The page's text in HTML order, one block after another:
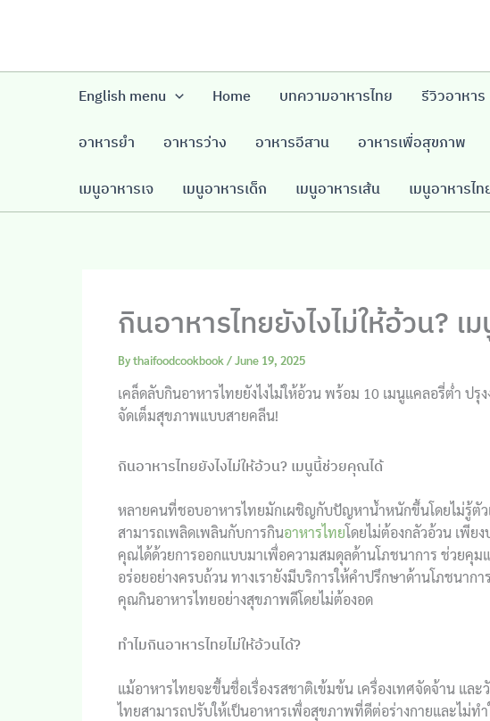
English menu Home บทความอาหารไทย รีวิวอาหาร
อาหารยำ อาหารว่าง อาหารอีสาน อาหารเพื่อสุขภาพ
เมนูอาหารเจ เมนูอาหารเด็ก เมนูอาหารเส้น เมนูอาหารไ
กินอาหารไทยยังไงไม่ให้อ้วน?
Bythaifoodcookbook /June 19, 2025
เคล็ดลับกินอาหารไทยยังไงไม่ให้อ้วน พร้อม 10 เมนูแคลอรี่ต่ำ ปรุ
จัดเต็มสุขภาพแบบสายคลีน!
กินอาหารไทยยังไงไม่ให้อ้วน? เมนูนี้ช่วยคุณได้
หลายคนที่ชอบอาหารไทยมักเผชิญกับปัญหาน้ำหนักขึ้นโดยไม่รู้ตั
สามารถเพลิดเพลินกับการกินอาหารไทยโดยไม่ต้องกลัวอ้วน เพีย
คุณได้ด้วยการออกแบบมาเพื่อความสมดุลด้านโภชนาการ ช่วยคุ
อร่อยอย่างครบถ้วน ทางเรายังมีบริการให้คำปรึกษาด้านโภชนาก
คุณกินอาหารไทยอย่างสุขภาพดีโดยไม่ต้องอด
ทำไมกินอาหารไทยไม่ให้อ้วนได้?
แม้อาหารไทยจะขึ้นชื่อเรื่องรสชาติเข้มข้น เครื่องเทศจัดจ้าน แล
ไทยสามารถปรับให้เป็นอาหารเพื่อสุขภาพที่ดีต่อร่างกายและไม่ท